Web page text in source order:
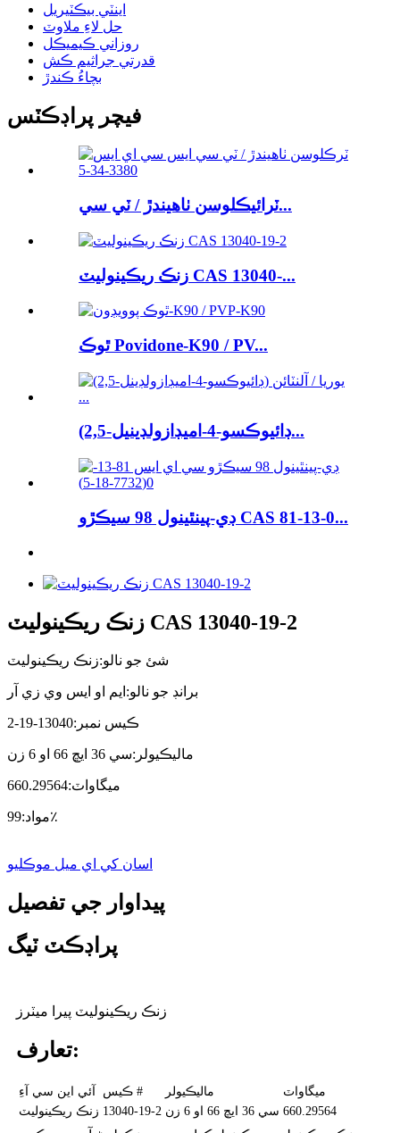
اينٽي بيڪٽيريل
حل لاءِ ملاوٽ
روزاني ڪيميڪل
قدرتي جراثيم ڪش
بچاءُ ڪندڙ
فيچر پراڊڪٽس
ٽرائيڪلوسن ٺاهيندڙ / ٽي سي...
زنڪ ريڪينوليٽ CAS 13040-...
ٿوڪ Povidone-K90 / PV...
(2,5-ڊائيوڪسو-4-اميڊازولڊينيل...
ڊي-پينٿينول 98 سيڪڙو CAS 81-13-0...
زنڪ ريڪينوليٽ CAS 13040-19-2
شئ جو نالو:زنڪ ريڪينوليٽ
برانڊ جو نالو: ايم او ايس وي زي آر
ڪيس نمبر:13040-19-2
ماليڪيولر:سي 36 ايڇ 66 او 6 زن
ميگاواٽ:660.29564
مواد:99٪
اسان کي اي ميل موڪليو
پيداوار جي تفصيل
پراڊڪٽ ٽيگ
زنڪ ريڪينوليٽ پيرا ميٽرز
تعارف:
آئي اين سي آءِ ڪيس # ماليڪيولر
ميگاواٽ
زنڪ ريڪينوليٽ 13040-19-2 سي 36 ايڇ 66 او 6 زن 660.29564